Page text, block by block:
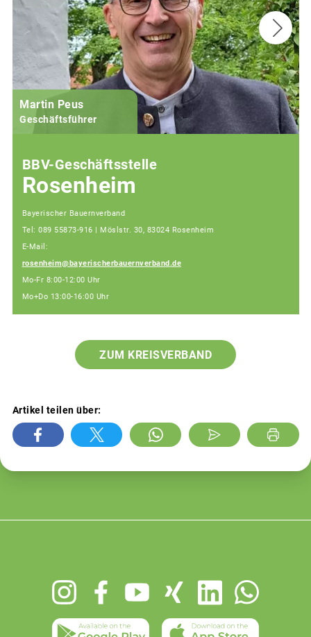
Martin Peus
Geschäftsführer
BBV-Geschäftsstelle
Rosenheim
Bayerischer Bauernverband
Tel: 089 55873-916 | Möslstr. 30, 83024 Rosenheim
E-Mail:
rosenheim@bayerischerbauernverband.de
Mo-Fr 8:00-12:00 Uhr
Mo+Do 13:00-16:00 Uhr
ZUM KREISVERBAND
Artikel teilen über: